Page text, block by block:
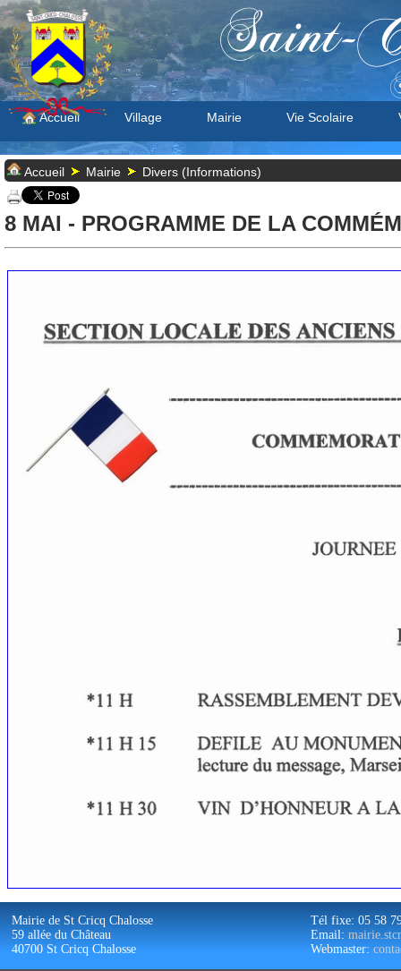
Saint-
Accueil Village Mairie Vie Scolaire
Accueil Mairie Divers (Informations)
8 MAI - PROGRAMME DE LA
Mairie de St Cricq Chalosse
59 allée du Château
40700 St Cricq Chalosse
Tél fixe: 05 58
Email:
Webmaster: